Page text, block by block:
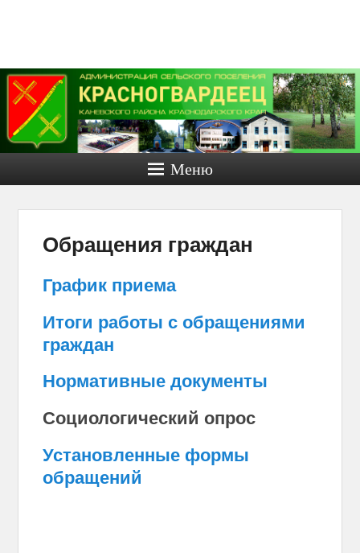
района.
сельского поселения
Меню
Обращения граждан
График приема
Итоги работы с обращениями
граждан
Нормативные документы
Социологический опрос
Установленные формы
обращений